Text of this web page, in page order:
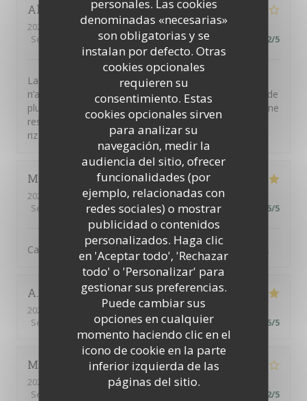
personales. Las cookies
denominadas «necesarias»
son obligatorias y se
instalan por defecto. Otras
cookies opcionales
requieren su
consentimiento. Estas
cookies opcionales sirven
para analizar su
navegación, medir la
audiencia del sitio, ofrecer
funcionalidades (por
ejemplo, relacionadas con
redes sociales) o mostrar
publicidad o contenidos
personalizados. Haga clic
en 'Aceptar todo', 'Rechazar
todo' o 'Personalizar' para
gestionar sus preferencias.
Puede cambiar sus
opciones en cualquier
momento haciendo clic en el
icono de cookie en la parte
inferior izquierda de las
páginas del sitio.
Alain
2026-08-06
- 19:45 - Invitados 4
Servicio
Ambiente:3/5 Menú:3/5 Calidad / Precio 2/5
La terrine de foie gras n’avait aucun goût et le magret
n’a pas été servi rosé comme attendu mais à point et de
plus n’avait pas bon goût ( à vrai dire le morceau servi ne
ressemblait pas à du magret) Par contre le feuilleté de
riz de veau était parfait en terme de dosage du poivre.
Martine
2026-08-06
- 19:30 - Invitados 3
Servicio
Ambiente:5/5 Menú: 5/5 Calidad / Precio 5/5
Cadre idyllique, ambiance sympathique. Mets délicieux.
A
2026-08-02
- 13:00 - Invitados 6
Servicio
Ambiente:5/5 Menú:5/5 Calidad / Precio 5/5
Monica
2026-08-02
- 12:30 - Invitados 4
Servicio
2/5